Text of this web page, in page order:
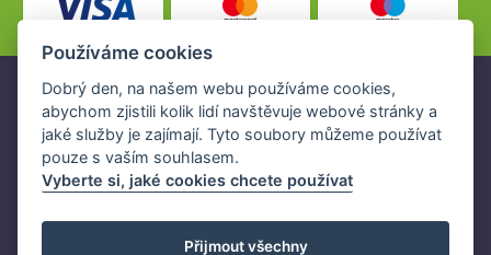
Pojistné produkty jsou nabízeny společností
www.POJISTENI.cz, a.s. na základě platné licence České
národní banky (ČNB).
Licence ČNB umožňuje www.POJISTENI.cz, a.s. poskytovat
Používáme cookies
Dobrý den, na našem webu používáme cookies,
abychom zjistili kolik lidí navštěvuje webové stránky a
jaké služby je zajímají. Tyto soubory můžeme používat
pouze s vaším souhlasem.
Vyberte si, jaké cookies chcete používat
Přijmout všechny